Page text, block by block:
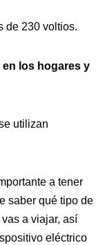
de 230 voltios.
los hogares y
utilizan
a tener
saber qué tipo de
a viajar, así
eléctrico